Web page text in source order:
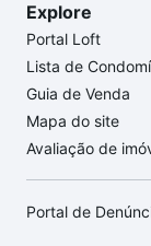
Explore
Portal Loft
Lista de
Guia de Venda
Mapa do site
Avaliação de
Portal de